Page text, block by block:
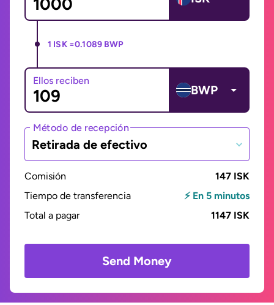
1 ISK =0.1089 BWP
Ellos reciben
BWP
Método de recepción
Retirada de efectivo
Comisión
147 ISK
Tiempo de transferencia
⚡ En 5 minutos
Total a pagar
1147 ISK
Send Money